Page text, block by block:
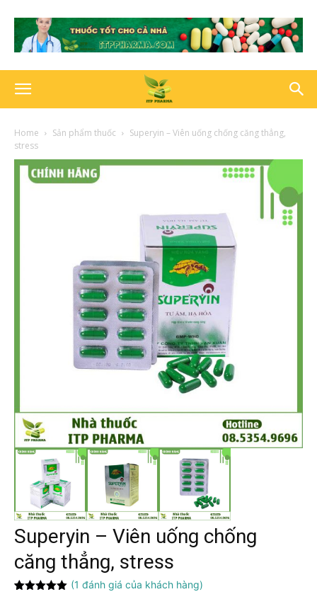
Home Sản phẩm thuốc
Superyin – Viên uống chống căng thẳng,
stress
Superyin – Viên uống chống
căng thẳng, stress
(1 đánh giá của khách hàng)